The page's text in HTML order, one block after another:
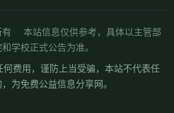
有 本站信息仅供参考，具体以主管部
学校正式公告为准。
费用，谨防上当受骗，本站不代表任
为免费公益信息分享网。